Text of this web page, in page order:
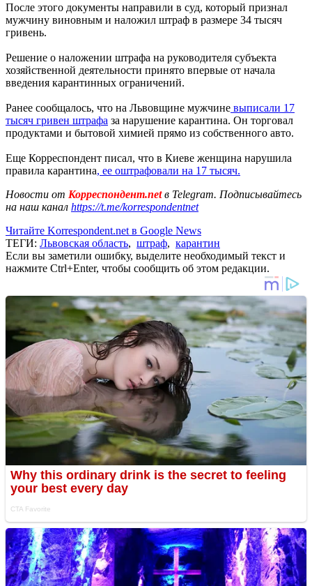
После этого документы направили в суд, который признал
мужчину виновным и наложил штраф в размере 34 тысяч
гривень.
Решение о наложении штрафа на руководителя субъекта
хозяйственной деятельности принято впервые от начала
введения карантинных ограничений.
Ранее сообщалось, что на Львовщине мужчине выписали 17
тысяч гривен штрафа за нарушение карантина. Он торговал
продуктами и бытовой химией прямо из собственного авто.
Еще Корреспондент писал, что в Киеве женщина нарушила
правила карантина, ее оштрафовали на 17 тысяч.
Новости от Корреспондент.netв Telegram. Подписывайтесь
на наш канал https://t.me/korrespondentnet
Читайте Korrespondent.net в Google News
ТЕГИ: Львовская область, штраф, карантин
Если вы заметили ошибку, выделите необходимый текст и
нажмите Ctrl+Enter, чтобы сообщить об этом редакции.